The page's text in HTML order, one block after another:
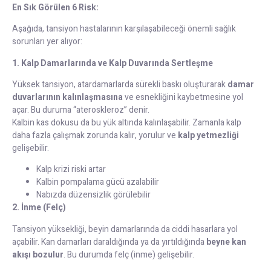
En Sık Görülen 6 Risk:
Aşağıda, tansiyon hastalarının karşılaşabileceği önemli sağlık
sorunları yer alıyor:
1. Kalp Damarlarında ve Kalp Duvarında Sertleşme
Yüksek tansiyon, atardamarlarda sürekli baskı oluşturarakdamar
duvarlarının kalınlaşmasınave esnekliğini kaybetmesine yol
açar. Bu duruma “ateroskleroz” denir.
Kalbin kas dokusu da bu yük altında kalınlaşabilir. Zamanla kalp
daha fazla çalışmak zorunda kalır, yorulur ve kalp yetmezliği
gelişebilir.
Kalp krizi riski artar
Kalbin pompalama gücü azalabilir
Nabızda düzensizlik görülebilir
2. İnme (Felç)
Tansiyon yüksekliği, beyin damarlarında da ciddi hasarlara yol
açabilir. Kan damarları daraldığında ya da yırtıldığındabeyne kan
akışı bozulur. Bu durumda felç (inme) gelişebilir.